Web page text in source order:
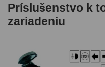
Príslušenstvo k
zariadeniu